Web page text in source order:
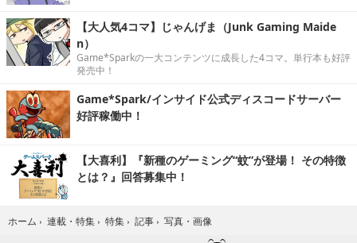
【大人気4コマ】じゃんげま（Junk Gaming Maide
n）
Game*Sparkの一大コンテンツに成長した4コマ。単行本も好評
発売中！
Game*Spark/インサイド公式ディスコードサーバー
好評稼働中！
【大喜利】『新種のゲーミング“蚊”が登場！ その特徴
とは？』回答募集中！
ホーム › 連載・特集 › 特集 › 記事 › 写真・画像